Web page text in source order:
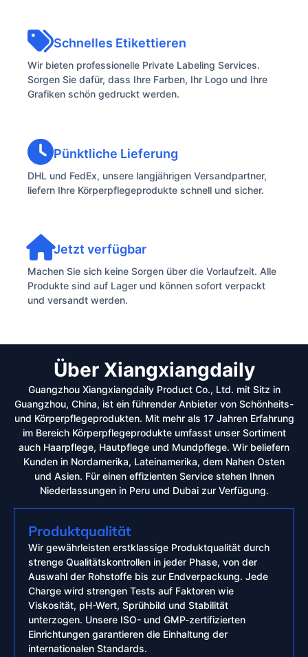
Schnelles Etikettieren
Wir bieten professionelle Private Labeling Services.
Sorgen Sie dafür, dass Ihre Farben, Ihr Logo und Ihre
Grafiken schön gedruckt werden.
Pünktliche Lieferung
DHL und FedEx, unsere langjährigen Versandpartner,
liefern Ihre Körperpflegeprodukte schnell und sicher.
Jetzt verfügbar
Machen Sie sich keine Sorgen über die Vorlaufzeit. Alle
Produkte sind auf Lager und können sofort verpackt
und versandt werden.
Über Xiangxiangdaily
Guangzhou Xiangxiangdaily Product Co., Ltd. mit Sitz in
Guangzhou, China, ist ein führender Anbieter von Schönheits-
und Körperpflegeprodukten. Mit mehr als 17 Jahren Erfahrung
im Bereich Körperpflegeprodukte umfasst unser Sortiment
auch Haarpflege, Hautpflege und Mundpflege. Wir beliefern
Kunden in Nordamerika, Lateinamerika, dem Nahen Osten
und Asien. Für einen effizienten Service stehen Ihnen
Niederlassungen in Peru und Dubai zur Verfügung.
Produktqualität
Wir gewährleisten erstklassige Produktqualität durch
strenge Qualitätskontrollen in jeder Phase, von der
Auswahl der Rohstoffe bis zur Endverpackung. Jede
Charge wird strengen Tests auf Faktoren wie
Viskosität, pH-Wert, Sprühbild und Stabilität
unterzogen. Unsere ISO- und GMP-zertifizierten
Einrichtungen garantieren die Einhaltung der
internationalen Standards.